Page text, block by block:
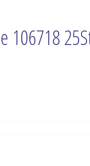
106718